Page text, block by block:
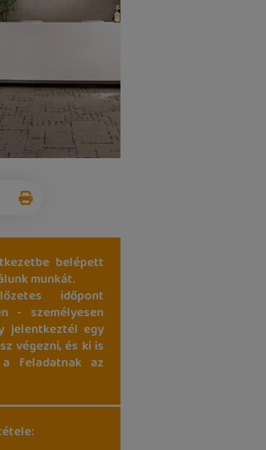
belépett
munkát.
időpont
- személyesen
jelentkeztél egy
végezni, és ki is
feladatnak az